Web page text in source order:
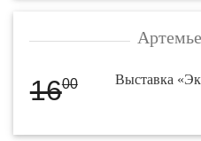
1600 Выставка